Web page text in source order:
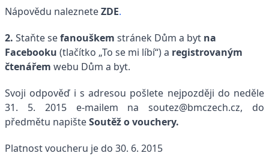
Nápovědu nalezneteZDE.
2. Staňte sefanouškem stránek Dům a byt na
Facebooku (tlačítko „To se mi líbí“) a registrovaným
čtenářem webu Dům a byt.
Svoji odpověď i s adresou pošlete nejpozději do neděle
31. 5. 2015 e-mailem na soutez@bmczech.cz, do
předmětu napišteSoutěž o vouchery.
Platnost voucheru je do 30. 6. 2015